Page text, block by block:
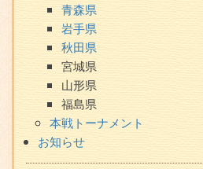
青森県
岩手県
秋田県
宮城県
山形県
福島県
本戦トーナメント
お知らせ